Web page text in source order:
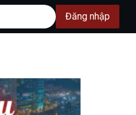
Đăng nhập